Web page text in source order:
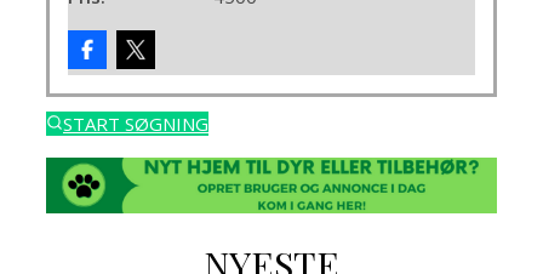
START SØGNING
NYESTE